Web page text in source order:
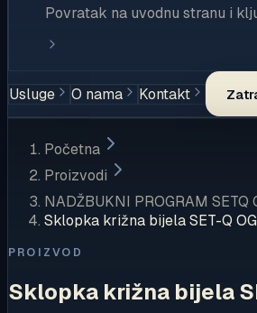
Povratak na uvodnu stranu i
Usluge O nama Kontakt
Početna
Proizvodi
NADŽBUKNI PROGRAM SETQ
Sklopka križna bijela SET-Q OG
PROIZVOD
Sklopka križna bijela